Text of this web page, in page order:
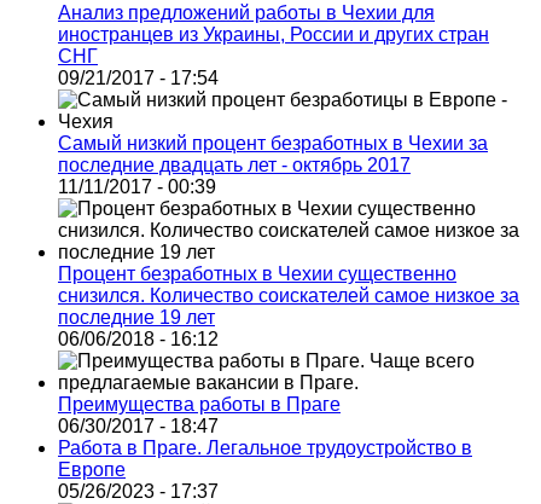
Анализ предложений работы в Чехии для
иностранцев из Украины, России и других стран
СНГ
09/21/2017 - 17:54
Самый низкий процент безработных в Чехии за
последние двадцать лет - октябрь 2017
11/11/2017 - 00:39
Процент безработных в Чехии существенно
снизился. Количество соискателей самое низкое за
последние 19 лет
06/06/2018 - 16:12
Преимущества работы в Праге
06/30/2017 - 18:47
Работа в Праге. Легальное трудоустройство в
Европе
05/26/2023 - 17:37